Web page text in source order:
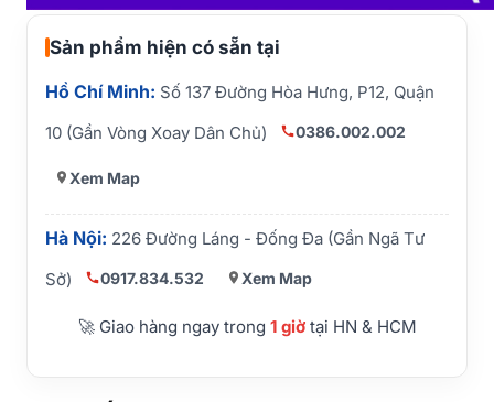
Sản phẩm hiện có sẵn tại
Hồ Chí Minh: Số 137 Đường Hòa Hưng, P12, Quận
10 (Gần Vòng Xoay Dân Chủ)
0386.002.002
Xem Map
Hà Nội: 226 Đường Láng - Đống Đa (Gần Ngã Tư
Sở)
0917.834.532 Xem Map
🚀 Giao hàng ngay trong 1 giờtại HN & HCM